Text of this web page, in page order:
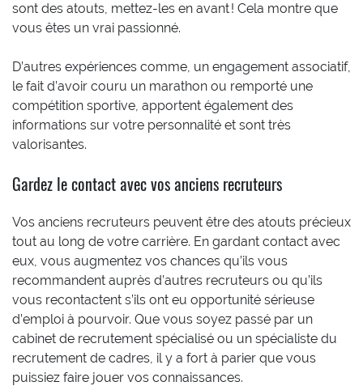
sont des atouts, mettez-les en avant ! Cela montre que
vous êtes un vrai passionné.
D’autres expériences comme, un engagement associatif,
le fait d’avoir couru un marathon ou remporté une
compétition sportive, apportent également des
informations sur votre personnalité et sont très
valorisantes.
Gardez le contact avec vos anciens recruteurs
Vos anciens recruteurs peuvent être des atouts précieux
tout au long de votre carrière. En gardant contact avec
eux, vous augmentez vos chances qu’ils vous
recommandent auprès d’autres recruteurs ou qu’ils
vous recontactent s’ils ont eu opportunité sérieuse
d’emploi à pourvoir. Que vous soyez passé par un
cabinet de recrutement spécialisé ou un spécialiste du
recrutement de cadres, il y a fort à parier que vous
puissiez faire jouer vos connaissances.